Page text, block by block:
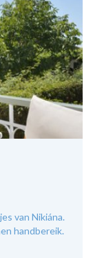
van Nikiána.
handbereik.